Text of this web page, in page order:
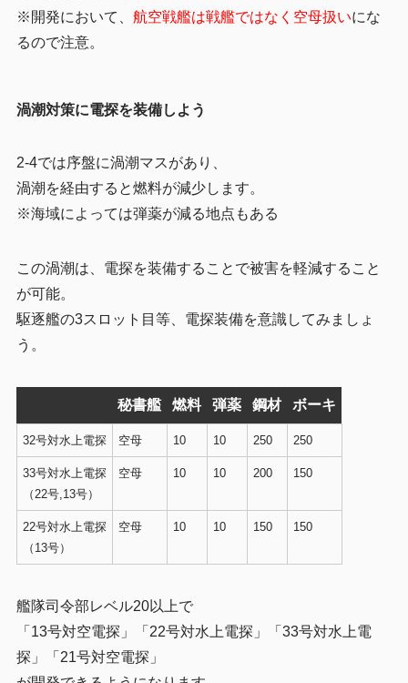
※開発において、 航空戦艦は戦艦ではなく空母扱いにな
るので注意。
渦潮対策に電探を装備しよう
2-4では序盤に渦潮マスがあり、
渦潮を経由すると燃料が減少します。
※海域によっては弾薬が減る地点もある
この渦潮は、電探を装備することで被害を軽減すること
が可能。
駆逐艦の3スロット目等、電探装備を意識してみましょ
う。
秘書艦 燃料 弾薬 鋼材 ボーキ
32号対水上電探 空母 10 10 250 250
33号対水上電探
（22号,13号）
空母 10 10 200 150
22号対水上電探
（13号）
空母 10 10 150 150
艦隊司令部レベル20以上で
「13号対空電探」「22号対水上電探」「33号対水上電
探」「21号対空電探」